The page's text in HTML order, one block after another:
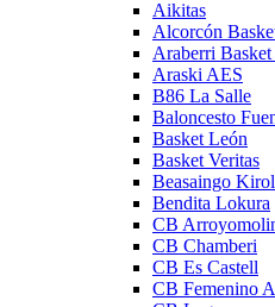
Aikitas
Alcorcón
Araberri
Araski AES
B86 La Salle
Baloncesto
Basket León
Basket Veritas
Beasaingo
Bendita Lokura
CB
CB Chamberi
CB Es Castell
CB Femenino